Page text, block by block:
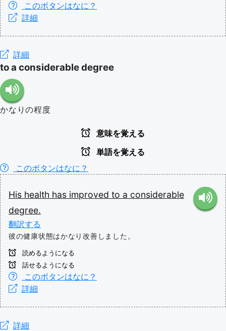
このボタンはなに？
詳細
詳細
to a considerable degree
かなりの程度
意味を覚える
単語を覚える
このボタンはなに？
His health has improved to a considerable
degree.
翻訳する
彼の健康状態はかなり改善しました。
読めるようになる
話せるようになる
このボタンはなに？
詳細
詳細